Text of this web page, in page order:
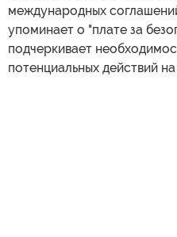
международных
упоминает о "плате за
подчеркивает
потенциальных действий